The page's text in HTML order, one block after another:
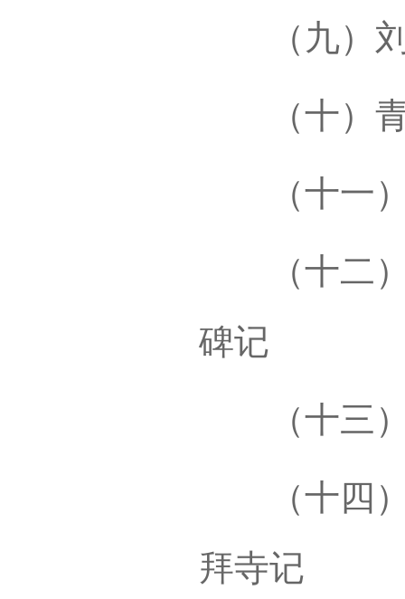
（九）刘
（十）青
（十一）
（十二）
碑记
（十三）
（十四）
拜寺记